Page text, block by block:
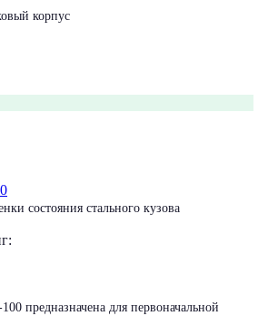
корпус
состояния стального кузова
предназначена для первоначальной